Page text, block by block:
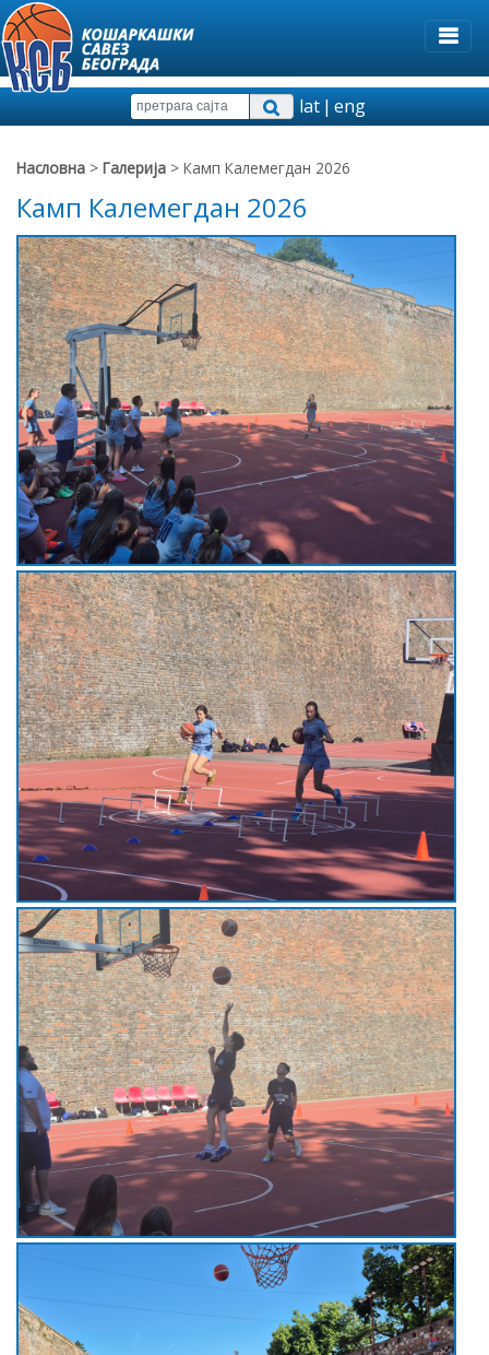
lat|eng
Насловна > Галерија > Камп Калемегдан 2026
Камп Калемегдан 2026